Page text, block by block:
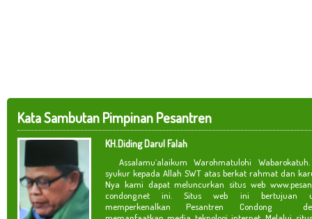
Kata Sambutan Pimpinan Pesantren
KH.Diding Darul Falah
Assalamu`alaikum Warohmatulohi
syukur kepada Allah SWT atas berkat rahmat dan
Nya kami dapat meluncurkan situs web
condong.net ini. Situs web ini bertujuan
memperkenalkan Pesantren Condong